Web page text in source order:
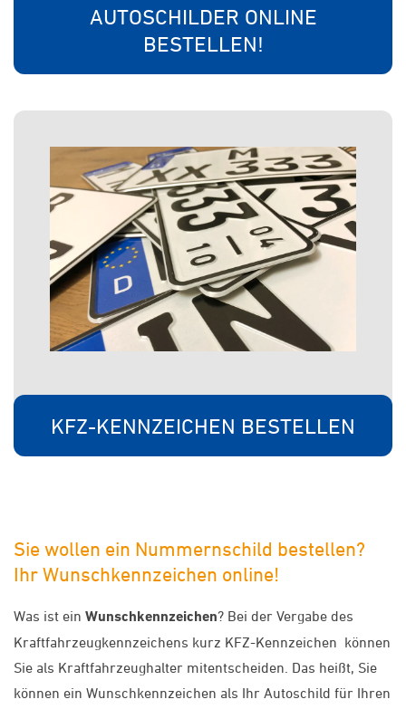
AUTOSCHILDER ONLINE
BESTELLEN!
KFZ-KENNZEICHEN BESTELLEN
Sie wollen ein Nummernschild bestellen?
Ihr Wunschkennzeichen online!
Was ist ein Wunschkennzeichen? Bei der Vergabe des
Kraftfahrzeugkennzeichens kurz KFZ-Kennzeichen können
Sie als Kraftfahrzeughalter mitentscheiden. Das heißt, Sie
können ein Wunschkennzeichen als Ihr Autoschild für Ihren